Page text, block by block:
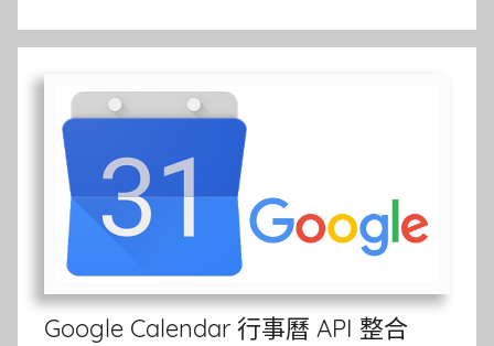
Google Calendar 行事曆 API 整合